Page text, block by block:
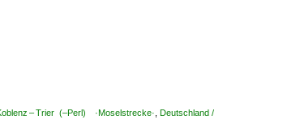
– Trier (–Perl) ·Moselstrecke· Deutschland /